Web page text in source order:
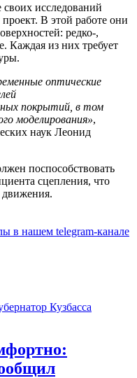
исследований
В этой работе они
редко-,
Каждая из них требует
оптические
покрытий, в том
моделирования»,
наук Леонид
поспособствовать
сцепления, что
движения.
в нашем telegram-канале